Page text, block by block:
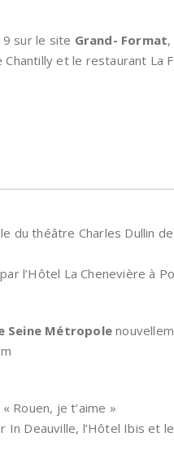
sur le site Grand- Format
et le restaurant La
du théâtre Charles Dullin
l’Hôtel La Chenevière à
Seine Métropole
Rouen, je t’aime »
Deauville, l’Hôtel Ibis et